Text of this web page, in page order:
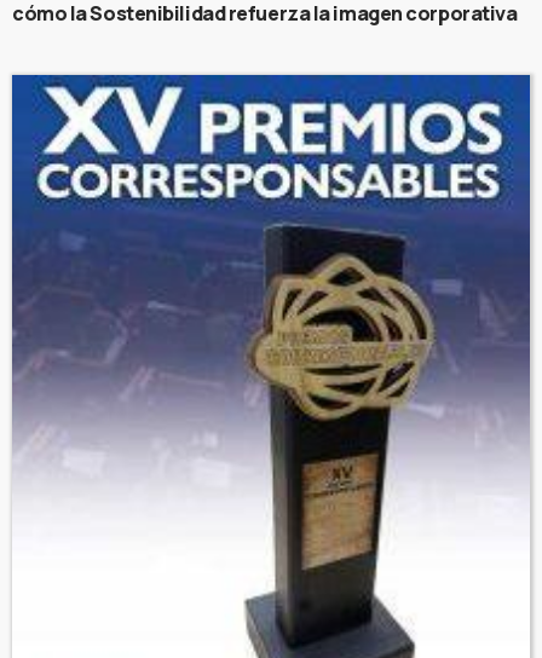
cómo la Sostenibilidad refuerza la imagen corporativa